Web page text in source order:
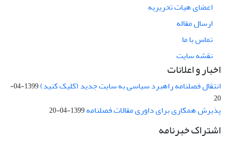
اعضای هیات تحریریه
ارسال مقاله
تماس با ما
نقشه سایت
اخبار و اعلانات
انتقال فصلنامه راهبرد سیاسی به سایت جدید (کلیک کنید)
1399-04-
20
پذیرش همکاری برای داوری مقالات فصلنامه1399-04-20
اشتراک خبرنامه